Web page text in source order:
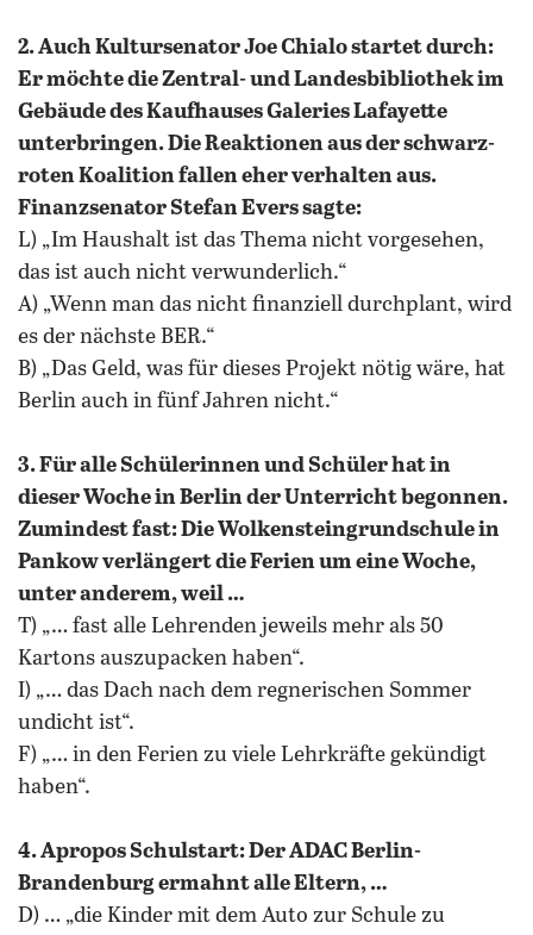
2. Auch Kultursenator Joe Chialo startet durch:
Er möchte die Zentral- und Landesbibliothek im
Gebäude des Kaufhauses Galeries Lafayette
unterbringen. Die Reaktionen aus der schwarz-
roten Koalition fallen eher verhalten aus.
Finanzsenator Stefan Evers sagte:
L) „Im Haushalt ist das Thema nicht vorgesehen,
das ist auch nicht verwunderlich.“
A) „Wenn man das nicht finanziell durchplant, wird
es der nächste BER.“
B) „Das Geld, was für dieses Projekt nötig wäre, hat
Berlin auch in fünf Jahren nicht.“
3. Für alle Schülerinnen und Schüler hat in
dieser Woche in Berlin der Unterricht begonnen.
Zumindest fast: Die Wolkensteingrundschule in
Pankow verlängert die Ferien um eine Woche,
unter anderem, weil …
T) „… fast alle Lehrenden jeweils mehr als 50
Kartons auszupacken haben“.
I) „… das Dach nach dem regnerischen Sommer
undicht ist“.
F) „… in den Ferien zu viele Lehrkräfte gekündigt
haben“.
4. Apropos Schulstart: Der ADAC Berlin-
Brandenburg ermahnt alle Eltern, …
D) … „die Kinder mit dem Auto zur Schule zu